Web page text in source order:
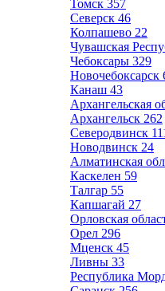
Томск 357
Северск 46
Колпашево 22
Чувашская
Чебоксары 329
Новочебоксарск
Канаш 43
Архангельская
Архангельск 262
Северодвинск
Новодвинск 24
Алматинская
Каскелен 59
Талгар 55
Капшагай 27
Орловская
Орел 296
Мценск 45
Ливны 33
Республика